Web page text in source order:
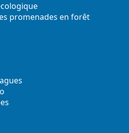
promenades en forêt